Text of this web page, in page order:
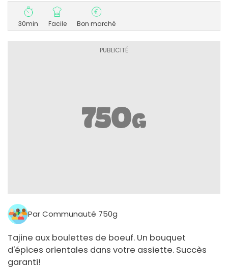
30min Facile Bon marché
Par Communauté 750g
Tajine aux boulettes de boeuf. Un bouquet
d'épices orientales dans votre assiette. Succès
garanti!